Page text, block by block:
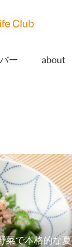
ー about
で本格的な夏